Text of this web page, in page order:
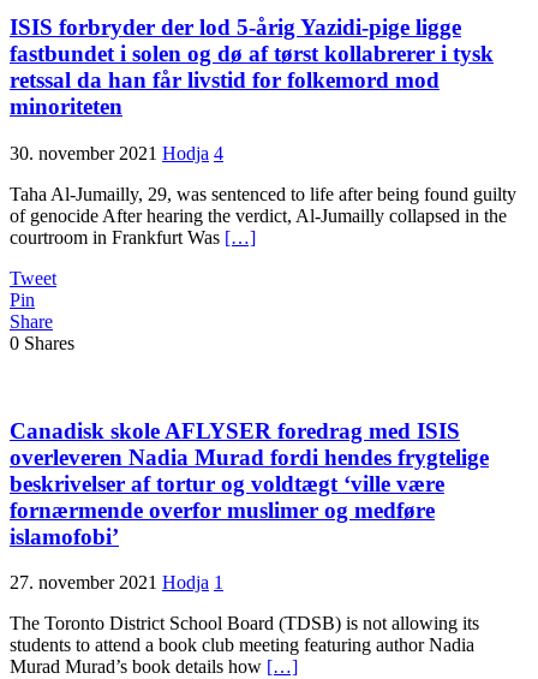
ISIS forbryder der lod 5-årig Yazidi-pige ligge
fastbundet i solen og dø af tørst kollabrerer i tysk
retssal da han får livstid for folkemord mod
minoriteten
30. november 2021 Hodja 4
Taha Al-Jumailly, 29, was sentenced to life after being found guilty
of genocide After hearing the verdict, Al-Jumailly collapsed in the
courtroom in Frankfurt Was […]
Tweet
Pin
Share
0 Shares
Canadisk skole AFLYSER foredrag med ISIS
overleveren Nadia Murad fordi hendes frygtelige
beskrivelser af tortur og voldtægt ‘ville være
fornærmende overfor muslimer og medføre
islamofobi’
27. november 2021 Hodja 1
The Toronto District School Board (TDSB) is not allowing its
students to attend a book club meeting featuring author Nadia
Murad Murad’s book details how […]